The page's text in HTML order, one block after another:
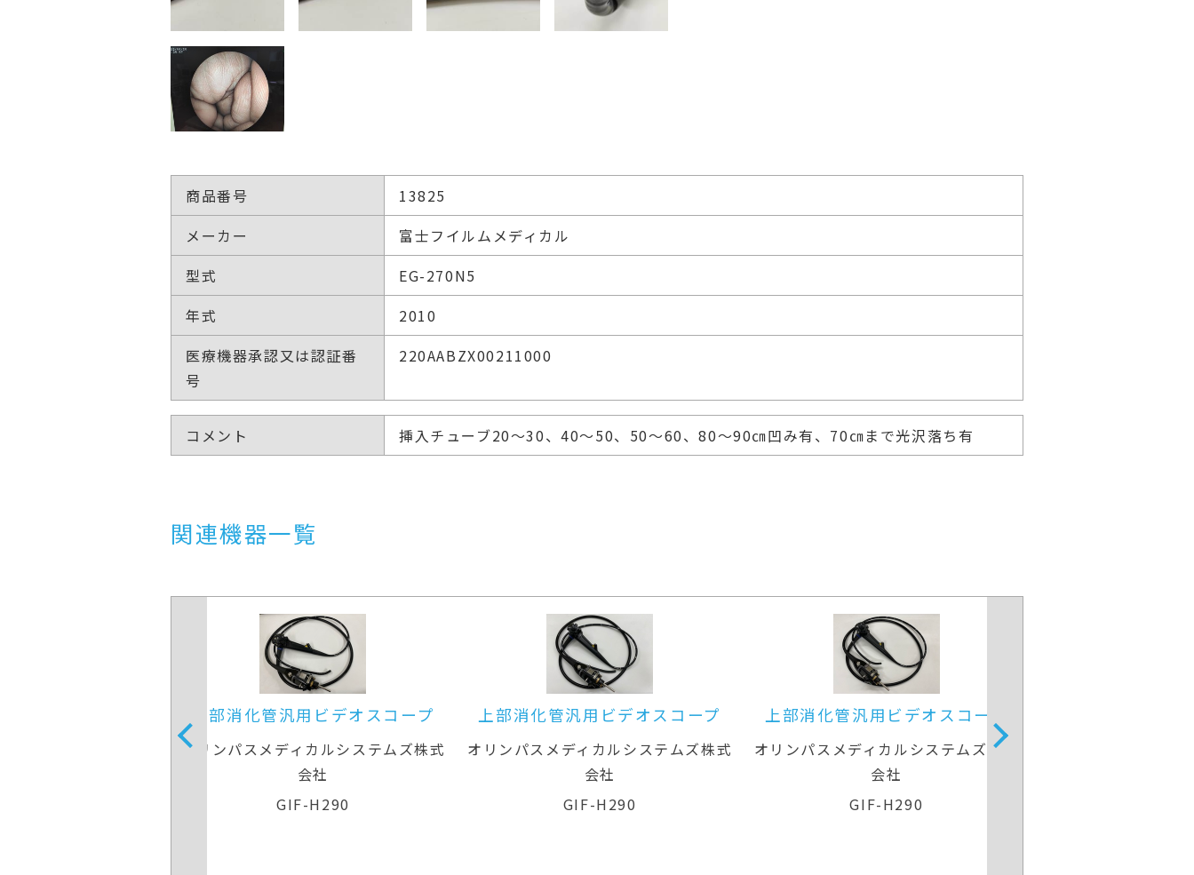
商品番号
13825
メーカー
富士フイルムメディカル
型式
EG-270N5
年式
2010
医療機器承認又は認証番
号
220AABZX00211000
コメント 挿入チューブ20～30、40～50、50～60、80～90㎝凹み有、70㎝まで光沢落ち有
関連機器一覧
上部消化管汎用ビデオスコープ
オリンパスメディカルシステムズ株式
会社
GIF-H290
上部消化管汎用ビデオスコープ
オリンパスメディカルシステムズ株式
会社
GIF-H290
上部消化管汎用ビデオスコープ
オリンパスメディカルシステムズ株式
会社
GIF-H290